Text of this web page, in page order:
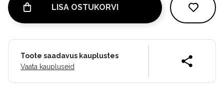
LISA OSTUKORVI
Toote saadavus kauplustes
Vaata kaupluseid